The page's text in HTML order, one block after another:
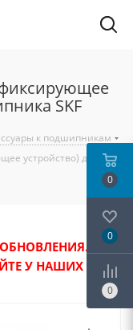
SKF
к подшипникам
устройство) для
У НАШИХ
0
0
0